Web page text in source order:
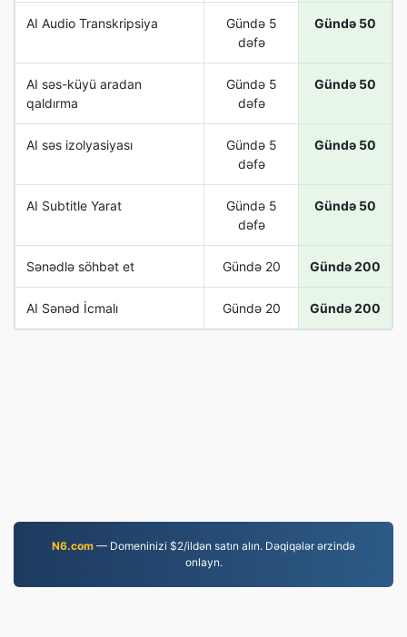
AI Audio Transkripsiya
Gündə 5
dəfə
Gündə 50
AI səs-küyü aradan
qaldırma
Gündə 5
dəfə
Gündə 50
AI səs izolyasiyası
Gündə 5
dəfə
Gündə 50
AI Subtitle Yarat
Gündə 5
dəfə
Gündə 50
Sənədlə söhbət et Gündə 20 Gündə 200
AI Sənəd İcmalı Gündə 20 Gündə 200
N6.com — Domeninizi $2/ildən satın alın. Dəqiqələr ərzində
onlayn.